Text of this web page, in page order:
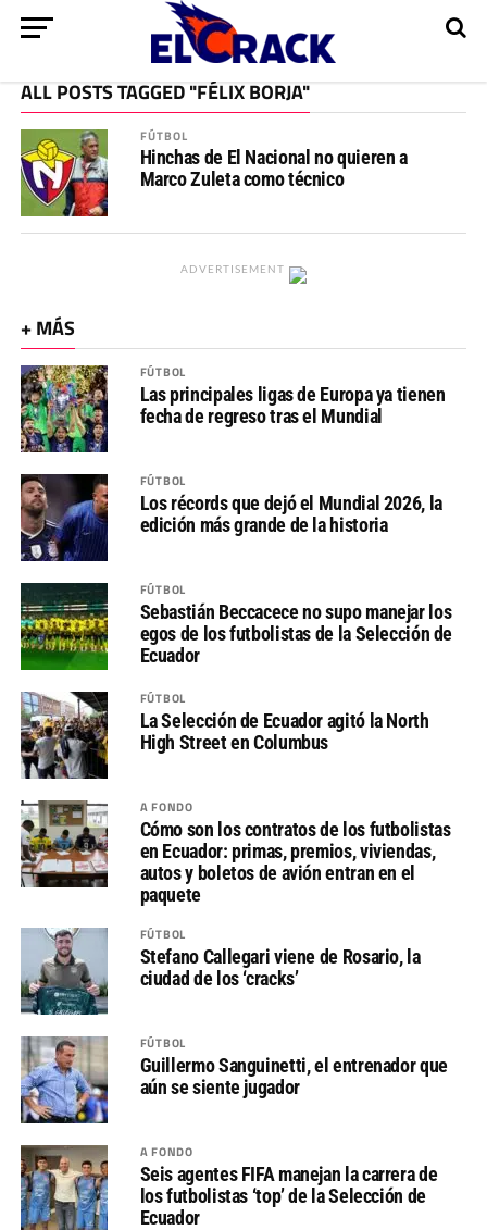
ALL POSTS TAGGED "FÉLIX BORJA"
FÚTBOL
Hinchas de El Nacional no quieren a
Marco Zuleta como técnico
ADVERTISEMENT
+ MÁS
FÚTBOL
Las principales ligas de Europa ya tienen
fecha de regreso tras el Mundial
FÚTBOL
Los récords que dejó el Mundial 2026, la
edición más grande de la historia
FÚTBOL
Sebastián Beccacece no supo manejar los
egos de los futbolistas de la Selección de
Ecuador
FÚTBOL
La Selección de Ecuador agitó la North
High Street en Columbus
A FONDO
Cómo son los contratos de los futbolistas
en Ecuador: primas, premios, viviendas,
autos y boletos de avión entran en el
paquete
FÚTBOL
Stefano Callegari viene de Rosario, la
ciudad de los ‘cracks’
FÚTBOL
Guillermo Sanguinetti, el entrenador que
aún se siente jugador
A FONDO
Seis agentes FIFA manejan la carrera de
los futbolistas ‘top’ de la Selección de
Ecuador